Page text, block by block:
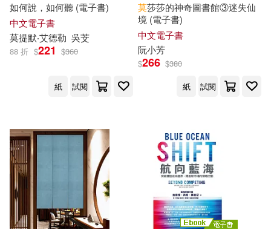
歐雷・莫西森(1)
段鵬（主編）(1)
殷敬華，莫志深 主編(1)
江城子(1) 沙隆．莫艾倫(1)
沛莫笛亞‧阿蘭大‧拓爾(1)
法蘭西絲卡．吉諾(1)
金城出版社(1) 金塊文化(1)
長江文藝出版社(1)
雙囍出版(1) 青馬文化(1)
音樂之橋(1)
鷹出版(1)
黑眼睛文化(1)
如何說，如何聽 (電子書)
中文電子書
莫提默‧艾德勒 吳芠
88 折 $221 $360
紙 試閱
莫莎莎的神奇圖書館③迷失仙
境 (電子書)
中文電子書
阮小芳
$266 $380
紙
試閱